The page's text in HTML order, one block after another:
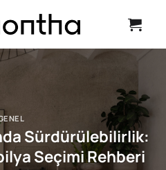
Sürdürülebilirlik:
Seçimi Rehberi